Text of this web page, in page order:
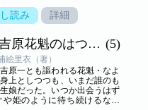
魁が知った“初めての恋”を
読み 詳細
十六夜綺譚～吉原花魁のはつ恋～ 分冊版 (5)
里衣（著）
原一とも謳われる花魁・なよ
上としつつも、いまだ誰のも
娘だった。いつか出会うはず
姫のように待ち続けるなよ